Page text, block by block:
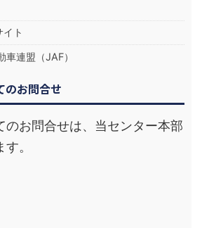
ト
連盟（JAF）
のお問合せ
のお問合せは、当センター本部
。